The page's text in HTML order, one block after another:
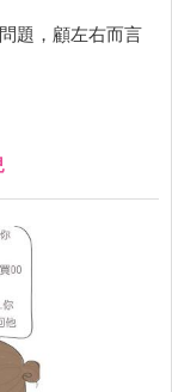
題，顧左右而言